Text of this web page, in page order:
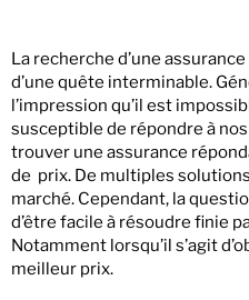
La recherche d’une
d’une quête interminable.
l’impression qu’il est
susceptible de répondre à
trouver une assurance
de prix. De multiples
marché. Cependant, la
d’être facile à résoudre finie
Notamment lorsqu’il s’agit
meilleur prix.